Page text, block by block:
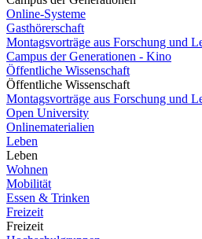
Online-Systeme
Gasthörerschaft
Montagsvorträge aus Forschung und
Campus der Generationen - Kino
Öffentliche Wissenschaft
Öffentliche Wissenschaft
Montagsvorträge aus Forschung und
Open University
Onlinematerialien
Leben
Leben
Wohnen
Mobilität
Essen & Trinken
Freizeit
Freizeit